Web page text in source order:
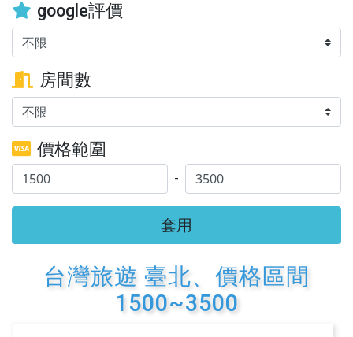
google評價
房間數
價格範圍
-
套用
台灣旅遊 臺北、價格區間
1500~3500